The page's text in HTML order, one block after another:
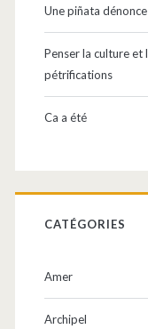
Une piñata
Penser la culture et
pétrifications
Ca a été
CATÉGORIES
Amer
Archipel